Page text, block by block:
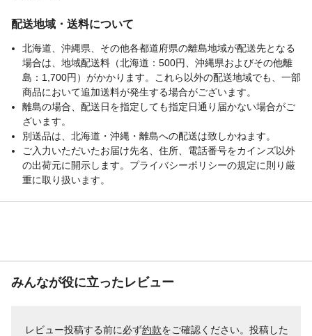
配送地域・送料について
北海道、沖縄県、その他各都道府県の離島地域が配送先となる
場合は、地域配送料（北海道：500円、沖縄県およびその他離
島：1,700円）がかかります。これら以外の配送地域でも、一部
商品において追加送料が発生する場合がございます。
離島の場合、配送日を指定しても指定日通り届かない場合がご
ざいます。
別送品は、北海道・沖縄・離島への配送は致しかねます。
ご入力いただいたお届け先名、住所、電話番号をカインズ以外
の出荷元に開示します。プライバシーポリシーの規定に則り厳
重に取り扱います。
みんなが役に立ったレビュー
レビュー投稿する前に必ず約款をご確認ください。投稿した